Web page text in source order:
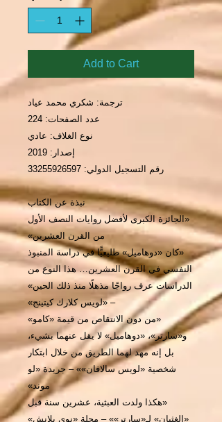
Add to Cart
ترجمة: شكري محمد عياد
عدد الصفحات: 224
نوع الغلاف: عادي
إصدار: 2019
رقم التسجيل الدولي: 33255926597
نبذة عن الكتاب
«الجائزة الكبرى لأفضل روايات النصف الأول
من القرن العشرين»
«كان «دوهاميل» طليعيًّا في دراسة المنبوذ
النفسي في القرن العشرين… هذا النوع من
الدراسات عرف رواجًا مذهلًا منذ ذلك الحين»
– «لويس كلارك كيتينج»
«من دون الانتقاص من قيمة «كامو»
و«سارتر»، «دوهاميل» لا يقل عنهما بشيء،
بل إنه مهد لهما الطريق من خلال ابتكار
شخصية «لويس سالافان»» – جريدة «لو
موند»
«هكذا ولدت العبثية، عشرين سنة قبل
«الغثيان» لـ«سارتر»» – مجلة «نوي بلانش»